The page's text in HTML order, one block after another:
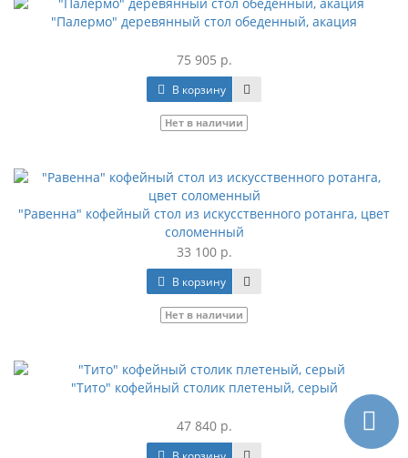
"Палермо" деревянный стол обеденный, акация
75 905 р.
В корзину
Нет в наличии
"Равенна" кофейный стол из искусственного ротанга, цвет
соломенный
33 100 р.
В корзину
Нет в наличии
"Тито" кофейный столик плетеный, серый
47 840 р.